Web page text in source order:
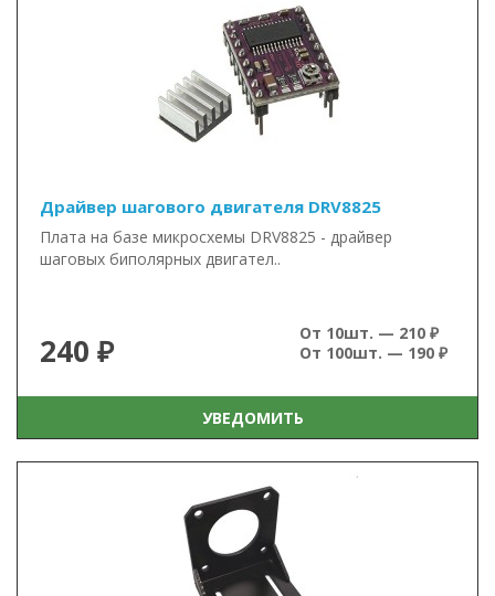
Драйвер шагового двигателя DRV8825
Плата на базе микросхемы DRV8825 - драйвер
шаговых биполярных двигател..
240 ₽
От 10шт. — 210 ₽
От 100шт. — 190 ₽
УВЕДОМИТЬ